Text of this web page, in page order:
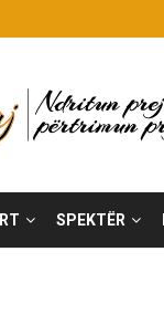
SPEKTËR